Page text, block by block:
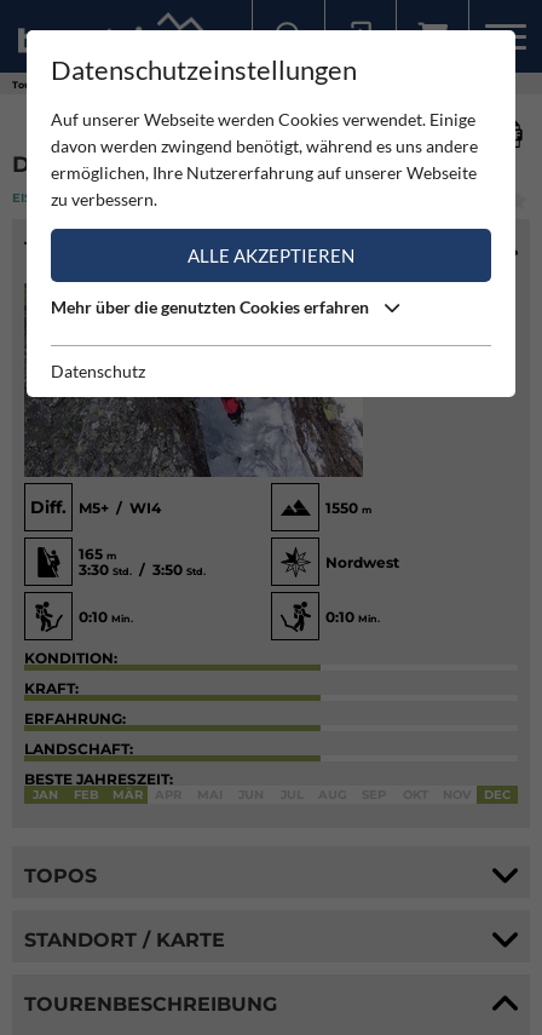
Touren
DER GRAWA-GULLY (BOTANIKERKAMIN)
EISKLETTERN MITTEL
TOURENINFO
Diff. M5+ / WI4 1550 m
165 m
3:30 Std. / 3:50 Std.
Nordwest
0:10 Min. 0:10 Min.
KONDITION:
KRAFT:
ERFAHRUNG:
LANDSCHAFT:
BESTE JAHRESZEIT:
JAN FEB MÄR DEC
TOPOS
STANDORT / KARTE
TOURENBESCHREIBUNG
Datenschutzeinstellungen
Auf unserer Webseite werden Cookies verwendet. Einige
davon werden zwingend benötigt, während es uns andere
ermöglichen, Ihre Nutzererfahrung auf unserer Webseite
zu verbessern.
ALLE AKZEPTIEREN
Mehr über die genutzten Cookies erfahren
Datenschutz